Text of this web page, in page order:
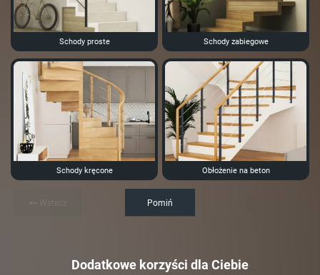
Schody proste Schody zabiegowe
Schody kręcone Obłożenie na beton
Pomiń
Dodatkowe korzyści dla Ciebie